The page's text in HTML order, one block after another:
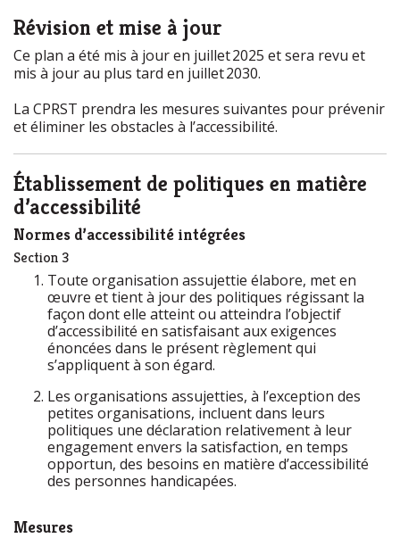
Révision et mise à jour
Ce plan a été mis à jour en juillet 2025 et sera revu et
mis à jour au plus tard en juillet 2030.
La CPRST prendra les mesures suivantes pour prévenir
et éliminer les obstacles à l’accessibilité.
Établissement de politiques en matière
d’accessibilité
Normes d’accessibilité intégrées
Section 3
Toute organisation assujettie élabore, met en
œuvre et tient à jour des politiques régissant la
façon dont elle atteint ou atteindra l’objectif
d’accessibilité en satisfaisant aux exigences
énoncées dans le présent règlement qui
s’appliquent à son égard.
Les organisations assujetties, à l’exception des
petites organisations, incluent dans leurs
politiques une déclaration relativement à leur
engagement envers la satisfaction, en temps
opportun, des besoins en matière d’accessibilité
des personnes handicapées.
Mesures